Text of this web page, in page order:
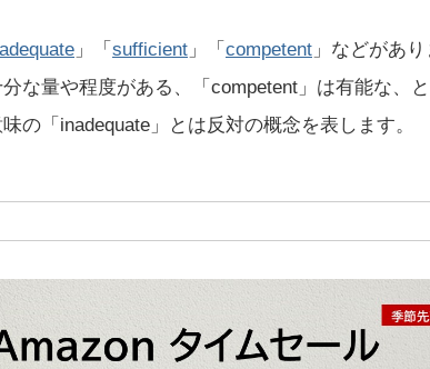
adequate 」「 sufficient 」「 competent 」などがあ
な量や程度がある、「competent」は有能な、と
の「inadequate」とは反対の概念を表します。